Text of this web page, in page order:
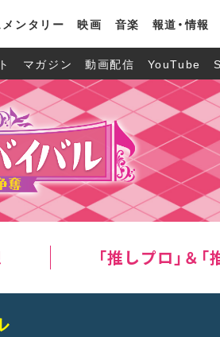
ンタリー 映画 音楽 報道・情報
マガジン 動画配信 YouTube
「推しプロ」＆